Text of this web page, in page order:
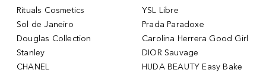
Rituals Cosmetics
Sol de Janeiro
Douglas Collection
Stanley
CHANEL
YSL Libre
Prada Paradoxe
Carolina Herrera Good Girl
DIOR Sauvage
HUDA BEAUTY Easy Bake